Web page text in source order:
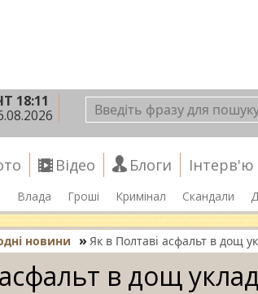
18:11
Відео Блоги Інтерв'ю
Влада Гроші Кримінал Скандали
новини » Як в Полтаві асфальт в дощ
в дощ